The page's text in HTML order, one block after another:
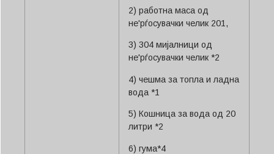
2) работна маса од
не'рѓосувачки челик 201,
3) 304 мијалници од
не'рѓосувачки челик *2
4) чешма за топла и ладна
вода *1
5) Кошница за вода од 20
литри *2
6) гума*4